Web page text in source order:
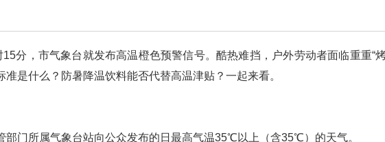
分，市气象台就发布高温橙色预警信号。酷热难挡，户外劳动者面临重重“
是什么？防暑降温饮料能否代替高温津贴？一起来看。
部门所属气象台站向公众发布的日最高气温35℃以上（含35℃）的天气。